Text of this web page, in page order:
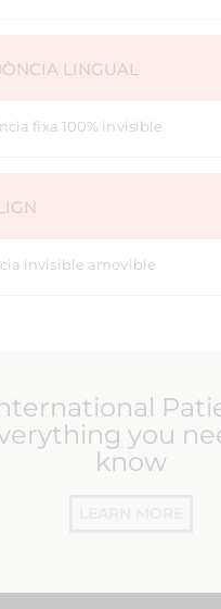
LINGUAL
fixa 100% invisible
invisible amovible
you
know